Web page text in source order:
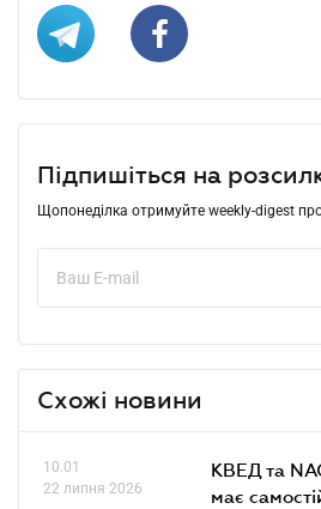
Підпишіться на
Щопонеділка отримуйте weekly-digest про
Схожі новини
10.01
22 липня 2026
КВЕД та
має